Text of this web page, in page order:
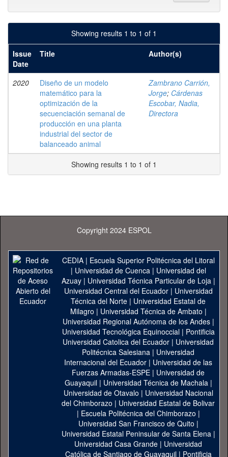
Showing results 1 to 1 of 1
Issue
Date
Title Author(s)
2020
Diseño de un modelo
matemático para la
optimización de la
secuenciación semanal de
producción en una planta
industrial del sector de
balanceado animal
Zambrano Carrión,
Jorge; Cárdenas
Escobar, Nadia,
Directora
Showing results 1 to 1 of 1
Copyright 2024 ESPOL
CEDIA| Escuela Superior Politécnica del Litoral
| Universidad de Cuenca| Universidad del
Azuay| Universidad Técnica Particular de Loja|
Universidad Central del Ecuador| Universidad
Técnica del Norte | Universidad Estatal de
Milagro | Universidad Técnica de Ambato |
Universidad Regional Autónoma de los Andes|
Universidad Tecnológica Equinoccial| Pontificia
Universidad Catolica del Ecuador | Universidad
Politécnica Salesiana | Universidad
Internacional del Ecuador | Universidad de las
Fuerzas Armadas-ESPE | Universidad de
Guayaquil| Universidad Técnica de Machala|
Universidad de Otavalo | Universidad Nacional
del Chimborazo | Universidad Estatal de Bolivar
| Escuela Politécnica del Chimborazo |
Universidad San Francisco de Quito |
Universidad Estatal Peninsular de Santa Elena|
Universidad Casa Grande | Universidad
Católica de Santiago de Guayaquil| Pontificia